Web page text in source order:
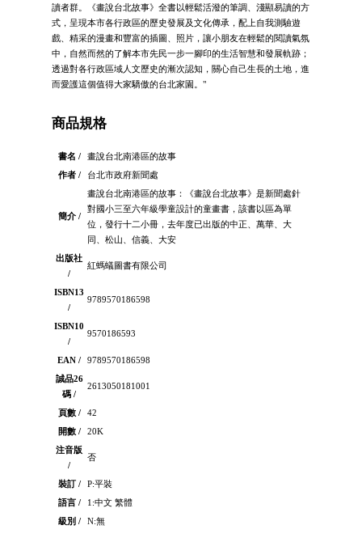
讀者群。《畫說台北故事》全書以輕鬆活潑的筆調、淺顯易讀的方
式，呈現本市各行政區的歷史發展及文化傳承，配上自我測驗遊
戲、精采的漫畫和豐富的插圖、照片，讓小朋友在輕鬆的閱讀氣氛
中，自然而然的了解本市先民一步一腳印的生活智慧和發展軌跡；
透過對各行政區域人文歷史的漸次認知，關心自己生長的土地，進
而愛護這個值得大家驕傲的台北家園。"
商品規格
書名 /
畫說台北南港區的故事
作者 /
台北市政府新聞處
簡介 /
畫說台北南港區的故事：《畫說台北故事》是新聞處針
對國小三至六年級學童設計的童畫書，該書以區為單
位，發行十二小冊，去年度已出版的中正、萬華、大
同、松山、信義、大安
出版社
/
紅螞蟻圖書有限公司
ISBN13
/
9789570186598
ISBN10
/
9570186593
EAN /
9789570186598
誠品26
碼 /
2613050181001
頁數 /
42
開數 /
20K
注音版
/
否
裝訂 /
P:平裝
語言 /
1:中文 繁體
級別 /
N:無